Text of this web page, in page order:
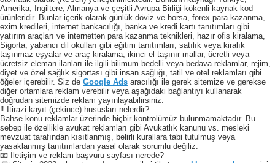
Amerika, Ingiltere, Almanya ve çeşitli Avrupa Birliği kökenli kaynak kod
ürünleridir. Bunlar içerik olarak günlük döviz ve borsa, forex para kazanma,
exim kredileri, internet bankacılığı, banka ve kredi kartı tanıtımları gibi
yatırım araçları ve internetten para kazanma teknikleri, hazır ofis kiralama,
Sigorta, yabancı dil okulları gibi eğitim tanıtımları, satılık veya kiralık
taşınmaz eşyalar ve araç kiralama, ikinci el taşınır mallar, ücretli veya
ücretsiz eleman ilanları ile ilgili bilimum bedelli veya bedava reklamlar, rejim,
diyet ve özel sağlık sigortası gibi insan sağlığı, tatil ve otel reklamları gibi
öğeler içerebilir. Siz de Google Ads aracılığı ile gerek sitemize ve gerekse
diğer ortamlara reklam verebilir veya aşağıdaki bağlantıyı kullanarak
doğrudan sitemizde reklam yayınlayabilirsiniz.
‼️ İtirazi kayıt (çekince) hususları nelerdir?
Bahse konu reklamlar üzerinde hiçbir kontrolümüz bulunmamaktadır. Bu
sebep ile özellikle avukat reklamları gibi Avukatlık kanunu vs. mesleki
mevzuat tarafından kısıtlanmış, belirli kurallara tabi tutulmuş veya
yasaklanmış tanıtımlardan yasal olarak sorumlu değiliz.
📧 İletişim ve reklam başvuru sayfası nerede?